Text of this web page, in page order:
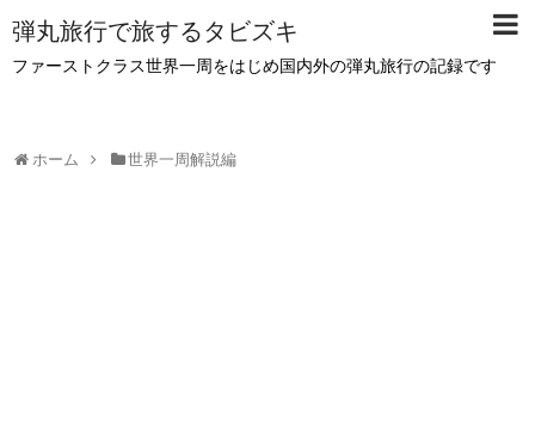
弾丸旅行で旅するタビズキ
ファーストクラス世界一周をはじめ国内外の弾丸旅行の記録です
ホーム 世界一周解説編